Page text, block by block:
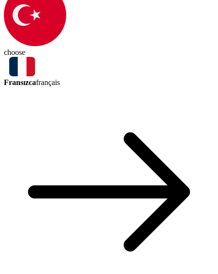
choose
Fransızcafrançais